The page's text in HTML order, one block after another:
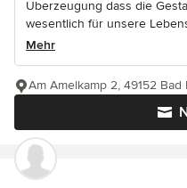
Überzeugung dass die
wesentlich für unsere
Mehr
Am Amelkamp 2, 49152 Bad